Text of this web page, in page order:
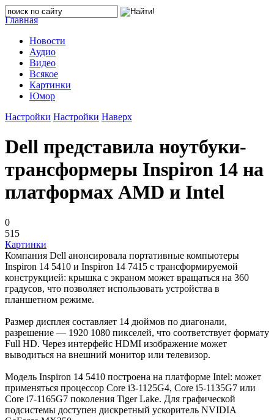
Главная
Новости
Аудио
Видео
Всякое
Картинки
Юмор
Настройки Настройки Наверх
Dell представила ноутбуки-
трансформеры Inspiron 14 на
платформах AMD и Intel
0
515
Картинки
Компания Dell анонсировала портативные компьютеры
Inspiron 14 5410 и Inspiron 14 7415 с трансформируемой
конструкцией: крышка с экраном может вращаться на 360
градусов, что позволяет использовать устройства в
планшетном режиме.
Размер дисплея составляет 14 дюймов по диагонали,
разрешение — 1920 1080 пикселей, что соответствует формату
Full HD. Через интерфейс HDMI изображение может
выводиться на внешний монитор или телевизор.
Модель Inspiron 14 5410 построена на платформе Intel: может
применяться процессор Core i3-1125G4, Core i5-1135G7 или
Core i7-1165G7 поколения Tiger Lake. Для графической
подсистемы доступен дискретный ускоритель NVIDIA